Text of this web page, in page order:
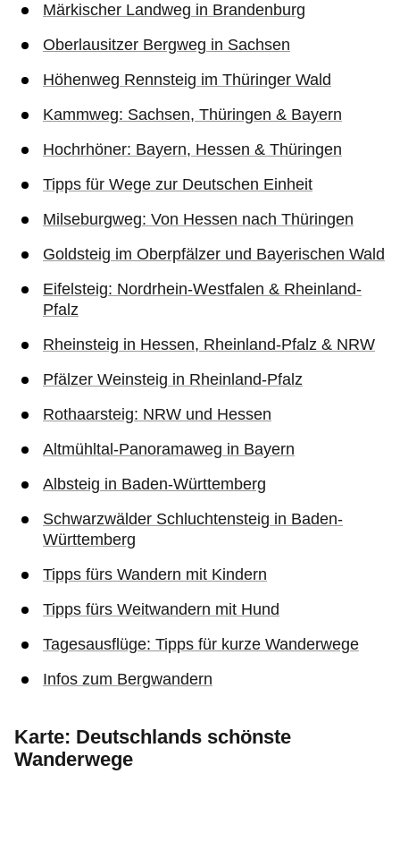
Märkischer Landweg in Brandenburg
Oberlausitzer Bergweg in Sachsen
Höhenweg Rennsteig im Thüringer Wald
Kammweg: Sachsen, Thüringen & Bayern
Hochrhöner: Bayern, Hessen & Thüringen
Tipps für Wege zur Deutschen Einheit
Milseburgweg: Von Hessen nach Thüringen
Goldsteig im Oberpfälzer und Bayerischen Wald
Eifelsteig: Nordrhein-Westfalen & Rheinland-
Pfalz
Rheinsteig in Hessen, Rheinland-Pfalz & NRW
Pfälzer Weinsteig in Rheinland-Pfalz
Rothaarsteig: NRW und Hessen
Altmühltal-Panoramaweg in Bayern
Albsteig in Baden-Württemberg
Schwarzwälder Schluchtensteig in Baden-
Württemberg
Tipps fürs Wandern mit Kindern
Tipps fürs Weitwandern mit Hund
Tagesausflüge: Tipps für kurze Wanderwege
Infos zum Bergwandern
Karte: Deutschlands schönste
Wanderwege